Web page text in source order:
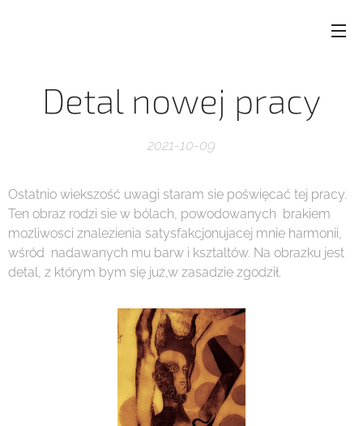
Detal nowej pracy
2021-10-09
Ostatnio wiekszość uwagi staram sie poświęcać tej pracy.
Ten obraz rodzi sie w bólach, powodowanych brakiem
mozliwosci znalezienia satysfakcjonujacej mnie harmonii,
wśród nadawanych mu barw i ksztaltów. Na obrazku jest
detal, z którym bym się już,w zasadzie zgodził.